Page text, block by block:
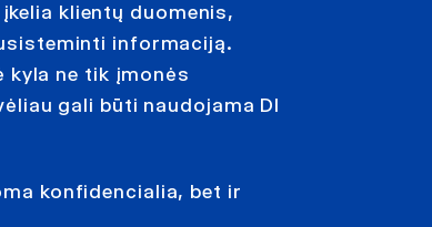
klientų duomenis,
informaciją.
kyla ne tik įmonės
gali būti naudojama DI
konfidencialia, bet ir